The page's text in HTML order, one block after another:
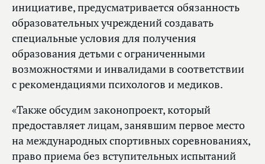
инициативе, предусматривается обязанность
образовательных учреждений создавать
специальные условия для получения
образования детьми с ограниченными
возможностями и инвалидами в соответствии
с рекомендациями психологов и медиков.
«Также обсудим законопроект, который
предоставляет лицам, занявшим первое место
на международных спортивных соревнованиях,
право приема без вступительных испытаний